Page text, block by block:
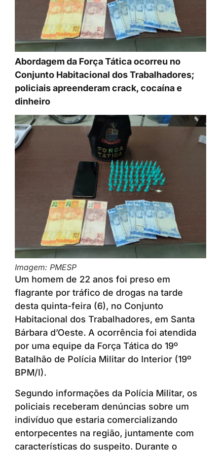
Abordagem da Força Tática ocorreu no
Conjunto Habitacional dos Trabalhadores;
policiais apreenderam crack, cocaína e
dinheiro
Imagem: PMESP
Um homem de 22 anos foi preso em
flagrante por tráfico de drogas na tarde
desta quinta-feira (6), no Conjunto
Habitacional dos Trabalhadores, em Santa
Bárbara d’Oeste. A ocorrência foi atendida
por uma equipe da Força Tática do 19º
Batalhão de Polícia Militar do Interior (19º
BPM/I).
Segundo informações da Polícia Militar, os
policiais receberam denúncias sobre um
indivíduo que estaria comercializando
entorpecentes na região, juntamente com
características do suspeito. Durante o